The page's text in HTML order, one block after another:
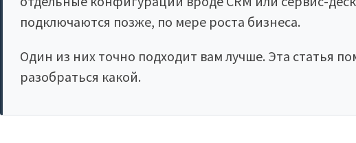
подключаются позже, по мере роста бизнеса.
Один из них точно подходит вам лучше. Эта статья
разобраться какой.